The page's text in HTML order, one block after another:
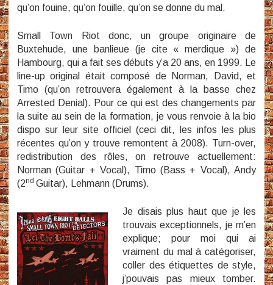
qu’on fouine, qu’on fouille, qu’on se donne du mal.
Small Town Riot donc, un groupe originaire de
Buxtehude, une banlieue (je cite « merdique ») de
Hambourg, qui a fait ses débuts y’a 20 ans, en 1999. Le
line-up original était composé de Norman, David, et
Timo (qu’on retrouvera également à la basse chez
Arrested Denial). Pour ce qui est des changements par
la suite au sein de la formation, je vous renvoie à la bio
dispo sur leur site officiel (ceci dit, les infos les plus
récentes qu’on y trouve remontent à 2008). Turn-over,
redistribution des rôles, on retrouve actuellement:
Norman (Guitar + Vocal), Timo (Bass + Vocal), Andy
(2nd Guitar), Lehmann (Drums).
Je disais plus haut que je les
trouvais exceptionnels, je m’en
explique; pour moi qui ai
vraiment du mal à catégoriser,
coller des étiquettes de style,
j’pouvais pas mieux tomber.